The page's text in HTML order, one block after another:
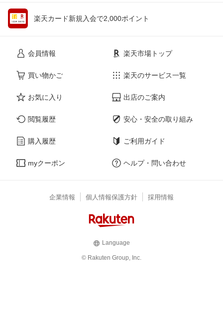
楽天カード新規入会で2,000ポイント
会員情報
買い物かご
お気に入り
閲覧履歴
購入履歴
myクーポン
楽天市場トップ
楽天のサービス一覧
出店のご案内
安心・安全の取り組み
ご利用ガイド
ヘルプ・問い合わせ
企業情報 個人情報保護方針 採用情報
Language
© Rakuten Group, Inc.